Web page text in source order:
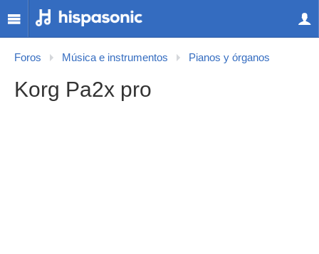
Foros Música e instrumentos Pianos y órganos
Korg Pa2x pro